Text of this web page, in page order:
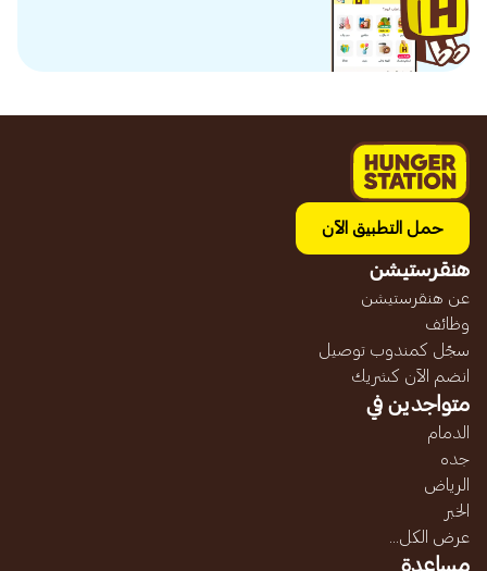
حمل التطبيق الآن
هنقرستيشن
عن هنقرستيشن
وظائف
سجّل كمندوب توصيل
انضم الآن كشريك
متواجدين في
الدمام
جده
الرياض
الخبر
عرض الكل...
مساعدة